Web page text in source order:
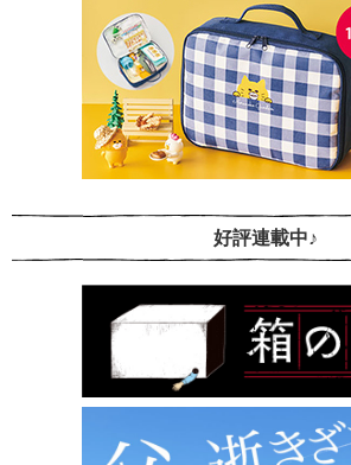
好評連載中♪